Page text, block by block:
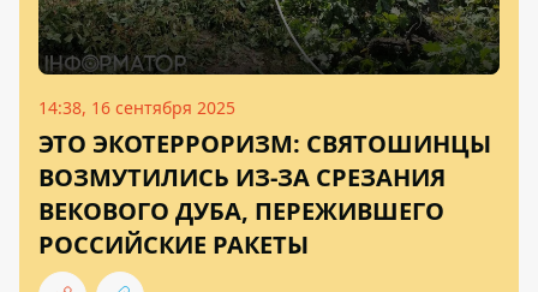
14:38, 16 сентября 2025
ЭТО ЭКОТЕРРОРИЗМ: СВЯТОШИНЦЫ
ВОЗМУТИЛИСЬ ИЗ-ЗА СРЕЗАНИЯ
ВЕКОВОГО ДУБА, ПЕРЕЖИВШЕГО
РОССИЙСКИЕ РАКЕТЫ